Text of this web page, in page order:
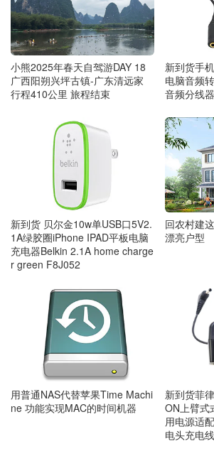
小熊2025年春天自驾游DAY 18
广西阳朔兴坪古镇-广东清远家
行程410公里 旅程结束
新到货手
电脑音频
音频分线
新到货 贝尔金10w单USB口5V2.
1A绿胶圈iPhone IPAD平板电脑
充电器Belkin 2.1A home charge
r green F8J052
回农村建
漂亮户型
用普通NAS代替苹果Time Machi
ne 功能实现MAC的时间机器
新到货菲
ON上臂式
用电源适
电头充电线